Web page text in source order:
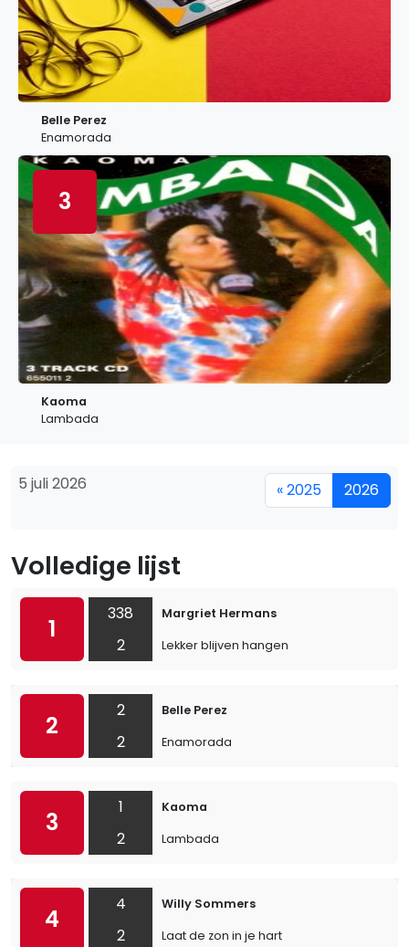
Belle Perez
Enamorada
3
Kaoma
Lambada
5 juli 2026 « 2025 2026
Volledige lijst
1
338
2
Margriet Hermans
Lekker blijven hangen
2
2
2
Belle Perez
Enamorada
3
1
2
Kaoma
Lambada
4
4
2
Willy Sommers
Laat de zon in je hart